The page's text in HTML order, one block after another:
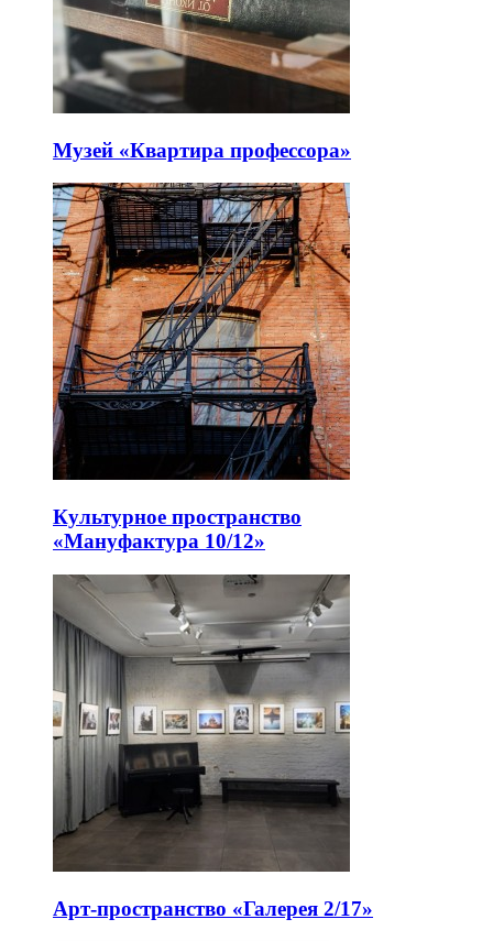
Музей «Квартира профессора»
Культурное пространство
«Мануфактура 10/12»
Арт-пространство «Галерея 2/17»